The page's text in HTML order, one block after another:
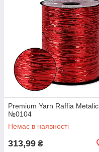
Premium Yarn Raffia Metalic,
№0104
Немає в наявності
313,99 ₴